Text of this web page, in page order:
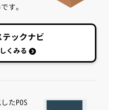
す。
テックナビ
くみる
たPOS